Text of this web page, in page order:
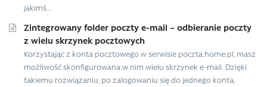
jakimś...
Zintegrowany folder poczty e-mail – odbieranie poczty
z wielu skrzynek pocztowych
Korzystając z konta pocztowego w serwisie poczta.home.pl, masz
możliwość skonfigurowana w nim wielu skrzynek e-mail. Dzięki
takiemu rozwiązaniu, po zalogowaniu się do jednego konta,